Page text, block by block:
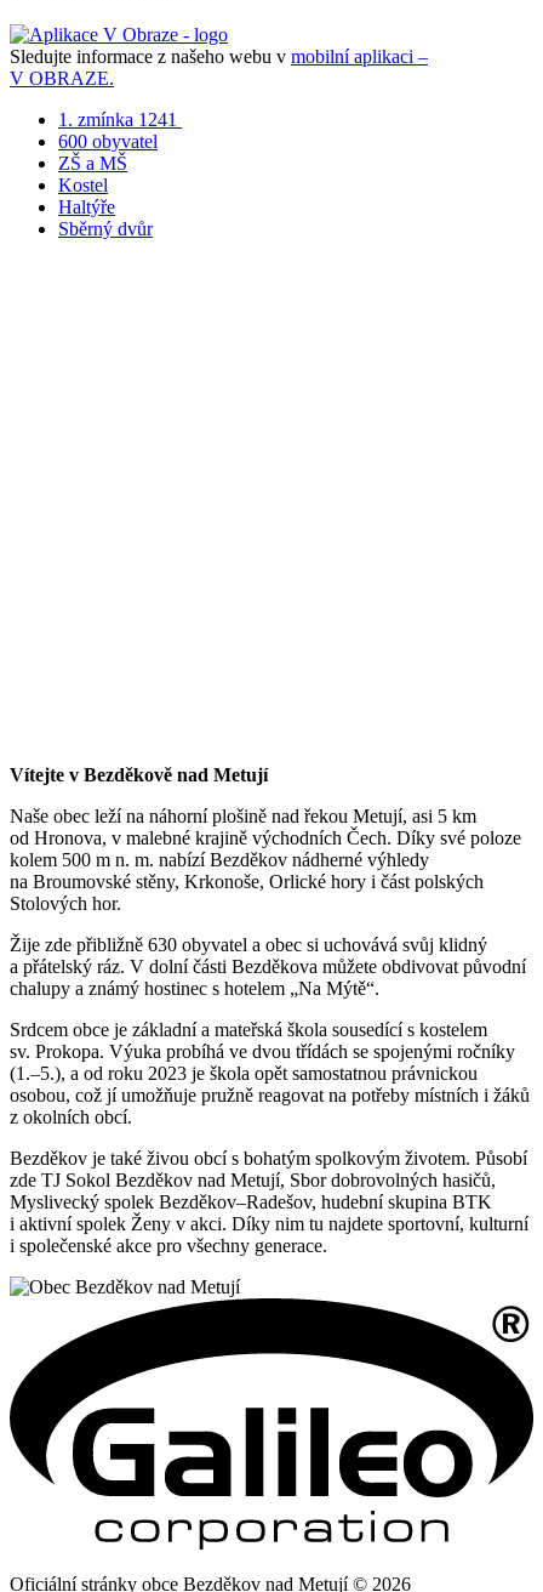
Sledujte informace z našeho webu v mobilní aplikaci –
V OBRAZE.
1. zmínka 1241
600 obyvatel
ZŠ a MŠ
Kostel
Haltýře
Sběrný dvůr
Vítejte v Bezděkově nad Metují
Naše obec leží na náhorní plošině nad řekou Metují, asi 5 km
od Hronova, v malebné krajině východních Čech. Díky své poloze
kolem 500 m n. m. nabízí Bezděkov nádherné výhledy
na Broumovské stěny, Krkonoše, Orlické hory i část polských
Stolových hor.
Žije zde přibližně 630 obyvatel a obec si uchovává svůj klidný
a přátelský ráz. V dolní části Bezděkova můžete obdivovat původní
chalupy a známý hostinec s hotelem „Na Mýtě“.
Srdcem obce je základní a mateřská škola sousedící s kostelem
sv. Prokopa. Výuka probíhá ve dvou třídách se spojenými ročníky
(1.–5.), a od roku 2023 je škola opět samostatnou právnickou
osobou, což jí umožňuje pružně reagovat na potřeby místních i žáků
z okolních obcí.
Bezděkov je také živou obcí s bohatým spolkovým životem. Působí
zde TJ Sokol Bezděkov nad Metují, Sbor dobrovolných hasičů,
Myslivecký spolek Bezděkov–Radešov, hudební skupina BTK
i aktivní spolek Ženy v akci. Díky nim tu najdete sportovní, kulturní
i společenské akce pro všechny generace.
Oficiální stránky obce Bezděkov nad Metují © 2026